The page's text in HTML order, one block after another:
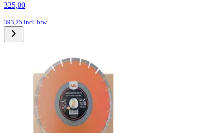
325,00
393,25 incl. btw